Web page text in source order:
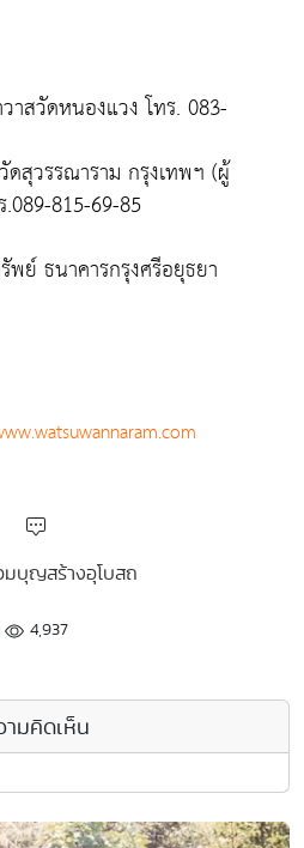
าสวัดหนองแวง โทร. 083-
สุวรรณาราม กรุงเทพฯ (ผู้
815-69-85
ย์ ธนาคารกรุงศรีอยุธยา
มบุญสร้างอุโบสถ
4,937
ามคิดเห็น